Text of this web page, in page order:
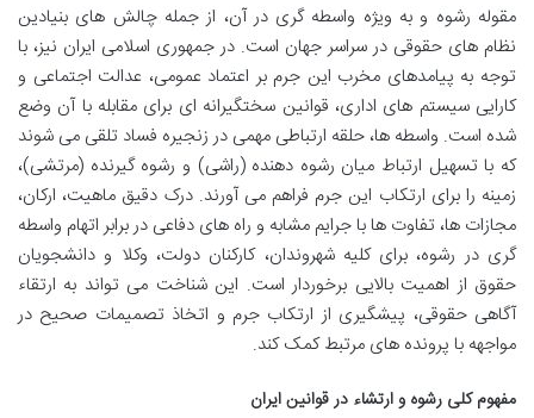
مقوله رشوه و به ویژه واسطه گری در آن، از جمله چالش های بنیادین
نظام های حقوقی در سراسر جهان است. در جمهوری اسلامی ایران نیز، با
توجه به پیامدهای مخرب این جرم بر اعتماد عمومی، عدالت اجتماعی و
کارایی سیستم های اداری، قوانین سختگیرانه ای برای مقابله با آن وضع
شده است. واسطه ها، حلقه ارتباطی مهمی در زنجیره فساد تلقی می شوند
که با تسهیل ارتباط میان رشوه دهنده (راشی) و رشوه گیرنده (مرتشی)،
زمینه را برای ارتکاب این جرم فراهم می آورند. درک دقیق ماهیت، ارکان،
مجازات ها، تفاوت ها با جرایم مشابه و راه های دفاعی در برابر اتهام واسطه
گری در رشوه، برای کلیه شهروندان، کارکنان دولت، وکلا و دانشجویان
حقوق از اهمیت بالایی برخوردار است. این شناخت می تواند به ارتقاء
آگاهی حقوقی، پیشگیری از ارتکاب جرم و اتخاذ تصمیمات صحیح در
مواجهه با پرونده های مرتبط کمک کند.
مفهوم کلی رشوه و ارتشاء در قوانین ایران